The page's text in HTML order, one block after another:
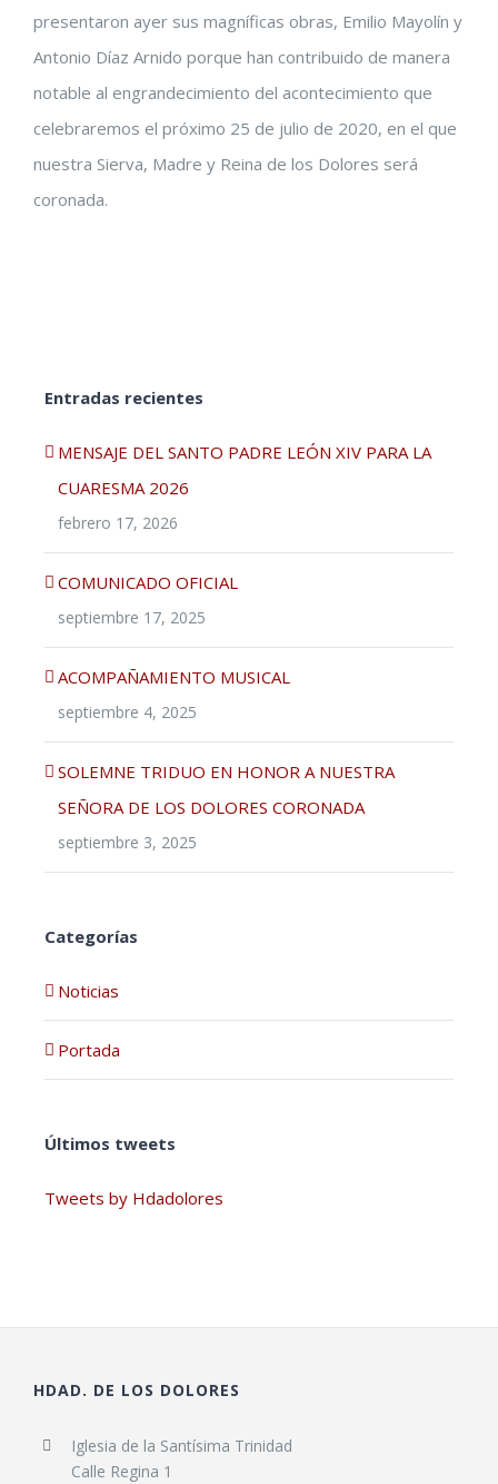
presentaron ayer sus magníficas obras, Emilio Mayolín y
Antonio Díaz Arnido porque han contribuido de manera
notable al engrandecimiento del acontecimiento que
celebraremos el próximo 25 de julio de 2020, en el que
nuestra Sierva, Madre y Reina de los Dolores será
coronada.
Entradas recientes
MENSAJE DEL SANTO PADRE LEÓN XIV PARA LA
CUARESMA 2026
febrero 17, 2026
COMUNICADO OFICIAL
septiembre 17, 2025
ACOMPAÑAMIENTO MUSICAL
septiembre 4, 2025
SOLEMNE TRIDUO EN HONOR A NUESTRA
SEÑORA DE LOS DOLORES CORONADA
septiembre 3, 2025
Categorías
Noticias
Portada
Últimos tweets
Tweets by Hdadolores
HDAD. DE LOS DOLORES
Iglesia de la Santísima Trinidad
Calle Regina 1